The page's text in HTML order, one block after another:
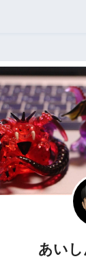
あい